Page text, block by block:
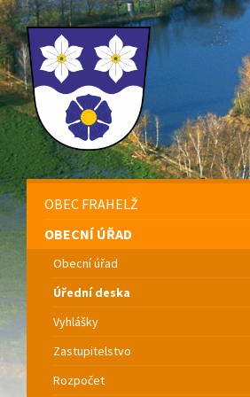
OBEC FRAHELŽ
OBECNÍ ÚŘAD
Obecní úřad
Úřední deska
Vyhlášky
Zastupitelstvo
Rozpočet